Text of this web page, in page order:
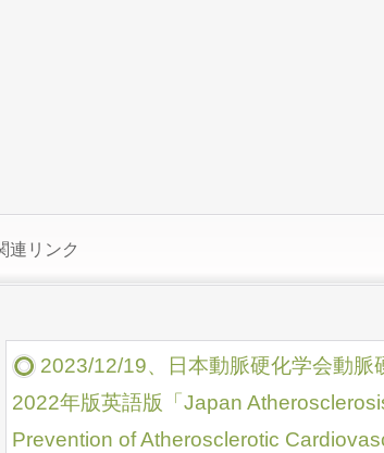
連リンク
2023/12/19、日本動脈硬化学会動脈
2022年版英語版「Japan
Prevention of Atherosclerotic